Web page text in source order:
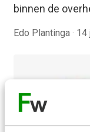
binnen de
Edo Plantinga · 14